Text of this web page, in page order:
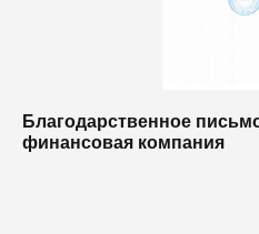
Благодарственное
финансовая компания